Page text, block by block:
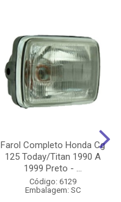
Farol Completo Honda Cg
125 Today/Titan 1990 A
1999 Preto - ...
Código: 6129
Embalagem: SC